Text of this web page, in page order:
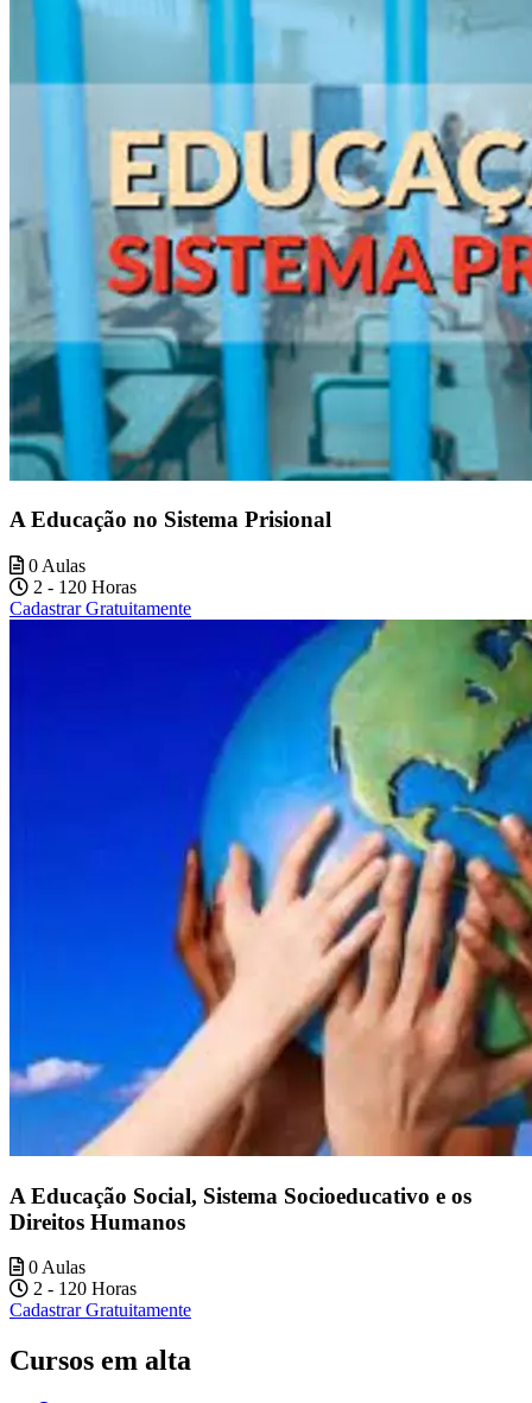
A Educação no Sistema Prisional
0 Aulas
2 - 120 Horas
Cadastrar Gratuitamente
A Educação Social, Sistema Socioeducativo e os
Direitos Humanos
0 Aulas
2 - 120 Horas
Cadastrar Gratuitamente
Cursos em alta